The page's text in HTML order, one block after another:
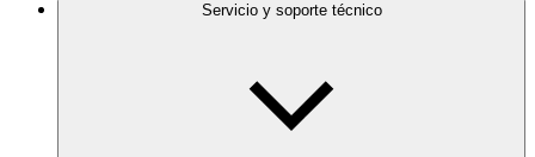
Servicio y soporte técnico